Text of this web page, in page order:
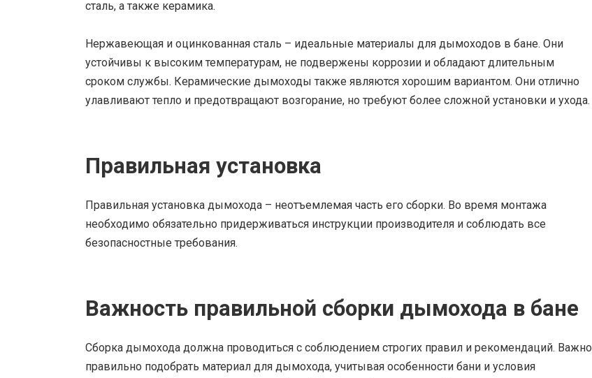
сталь, а также керамика.
Нержавеющая и оцинкованная сталь – идеальные материалы для дымоходов в бане. Они
устойчивы к высоким температурам, не подвержены коррозии и обладают длительным
сроком службы. Керамические дымоходы также являются хорошим вариантом. Они отлично
улавливают тепло и предотвращают возгорание, но требуют более сложной установки и ухода.
Правильная установка
Правильная установка дымохода – неотъемлемая часть его сборки. Во время монтажа
необходимо обязательно придерживаться инструкции производителя и соблюдать все
безопасностные требования.
Важность правильной сборки дымохода в бане
Сборка дымохода должна проводиться с соблюдением строгих правил и рекомендаций. Важно
правильно подобрать материал для дымохода, учитывая особенности бани и условия